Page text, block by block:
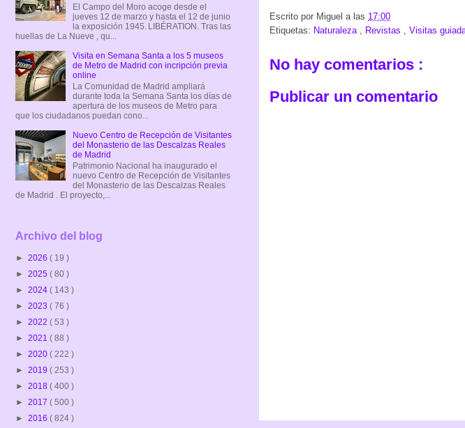
Escrito por Miguel a las 17:00
Etiquetas: Naturaleza , Revistas , Visitas
No hay comentarios :
Publicar un comentario
El Campo del Moro acoge desde el
jueves 12 de marzo y hasta el 12 de junio
la exposición 1945. LIBÉRATION. Tras las
huellas de La Nueve , qu...
Visita en Semana Santa a los 5 museos
de Metro de Madrid con incripción previa
online
La Comunidad de Madrid ampliará
durante toda la Semana Santa los días de
apertura de los museos de Metro para
que los ciudadanos puedan cono...
Nuevo Centro de Recepción de Visitantes
del Monasterio de las Descalzas Reales
de Madrid
Patrimonio Nacional ha inaugurado el
nuevo Centro de Recepción de Visitantes
del Monasterio de las Descalzas Reales
de Madrid . El proyecto,...
Archivo del blog
► 2026 ( 19 )
► 2025 ( 80 )
► 2024 ( 143 )
► 2023 ( 76 )
► 2022 ( 53 )
► 2021 ( 88 )
► 2020 ( 222 )
► 2019 ( 253 )
► 2018 ( 400 )
► 2017 ( 500 )
► 2016 ( 824 )